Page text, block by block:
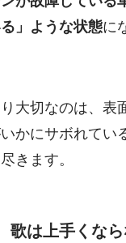
」ような状態に
大切なのは、表
かにサボれてい
きます。
歌は上手くなら